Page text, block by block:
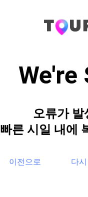
We're
오류가 발
빠른 시일 내에
이전으로 다